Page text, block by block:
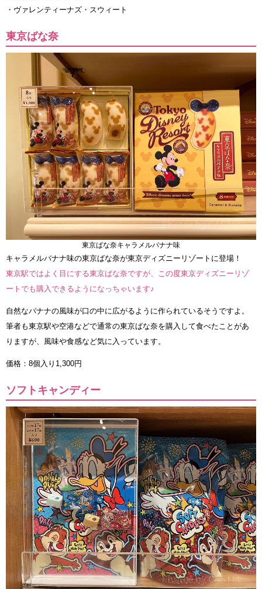
・ヴァレンティーナズ・スウィート
東京ばな奈
東京ばな奈キャラメルバナナ味
キャラメルバナナ味の東京ばな奈が東京ディズニーリゾートに登場！
東京駅ではよく目にする東京ばな奈ですが、この度東京ディズニーリゾ
ートでも購入できるようになっちゃいます♪
自然なバナナの風味が口の中に広がるように作られているそうですよ。
筆者も東京駅や空港などで通常の東京ばな奈を購入して食べたことがあ
りますが、風味や食感など気に入っています。
価格：8個入り1,300円
ソフトキャンディー